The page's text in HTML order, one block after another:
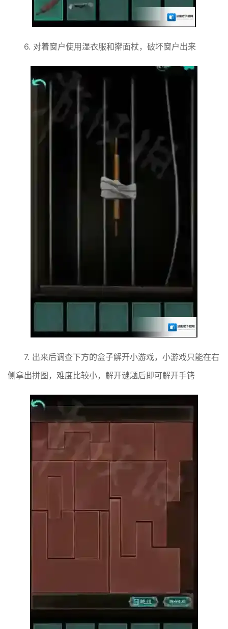
6. 对着窗户使用湿衣服和擀面杖，破坏窗户出来
7. 出来后调查下方的盒子解开小游戏，小游戏只能在右
侧拿出拼图，难度比较小，解开谜题后即可解开手铐